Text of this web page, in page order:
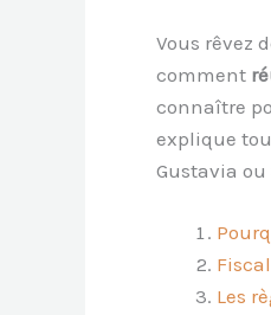
Vous rêvez
comment
connaître
explique
Gustavia
Les